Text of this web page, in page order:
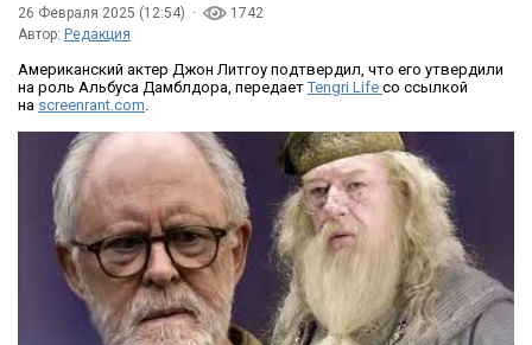
26 Февраля 2025 (12:54) ·
1742
Автор: Редакция
Американский актер Джон Литгоу подтвердил, что его утвердили
на роль Альбуса Дамблдора, передаетTengri Life со ссылкой
на screenrant.com.